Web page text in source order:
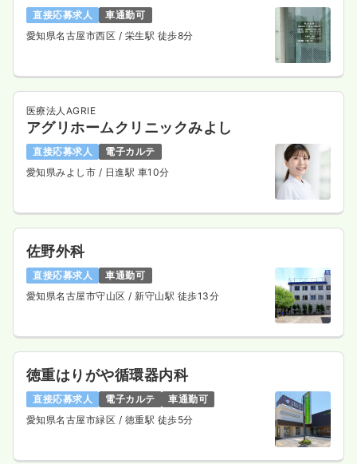
直接応募求人
車通勤可
愛知県名古屋市西区 / 栄生駅 徒歩8分
医療法人AGRIE
アグリホームクリニックみよし
直接応募求人
電子カルテ
愛知県みよし市 / 日進駅 車10分
佐野外科
直接応募求人
車通勤可
愛知県名古屋市守山区/ 新守山駅 徒歩13分
徳重はりがや循環器内科
直接応募求人 電子カルテ
車通勤可
愛知県名古屋市緑区 / 徳重駅 徒歩5分